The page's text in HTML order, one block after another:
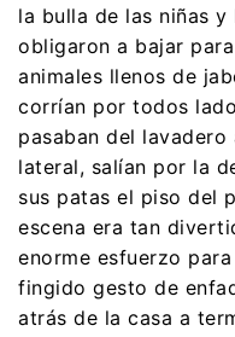
la bulla de las niñas
obligaron a bajar
animales llenos de
corrían por todos
pasaban del
lateral, salían por la
sus patas el piso del
escena era tan
enorme esfuerzo
fingido gesto de
atrás de la casa a